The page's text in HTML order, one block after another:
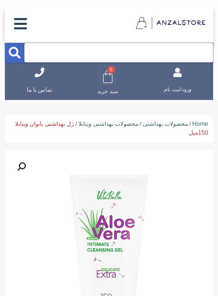
ورود/ثبت نام
0
سبد خرید تماس با ما
Home
/ محصولات بهداشتی/ محصولات بهداشتی ویتابلا/ ژل بهداشتی بانوان ویتابلا
150میل